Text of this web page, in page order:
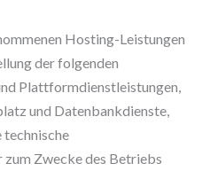
Hosting-Leistungen
der folgenden
Plattformdienstleistungen,
und Datenbankdienste,
technische
Zwecke des Betriebs